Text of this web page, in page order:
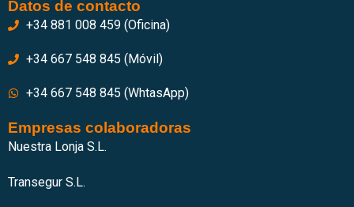
Datos de contacto
+34 881 008 459 (Oficina)
+34 667 548 845 (Móvil)
+34 667 548 845 (WhtasApp)
Empresas colaboradoras
Nuestra Lonja S.L.
Transegur S.L.